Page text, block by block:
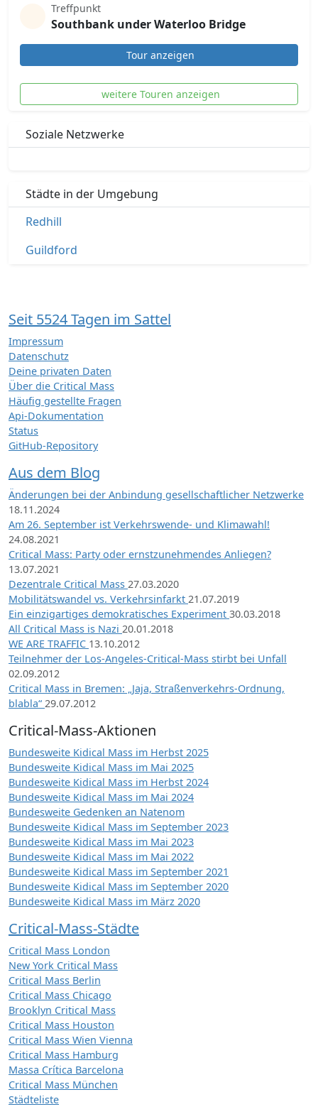
Treffpunkt
Southbank under Waterloo Bridge
Tour anzeigen
weitere Touren anzeigen
Soziale Netzwerke
Städte in der Umgebung
Redhill
Guildford
Seit 5524 Tagen im Sattel
Impressum
Datenschutz
Deine privaten Daten
Über die Critical Mass
Häufig gestellte Fragen
Api-Dokumentation
Status
GitHub-Repository
Aus dem Blog
Änderungen bei der Anbindung gesellschaftlicher Netzwerke
18.11.2024
Am 26. September ist Verkehrswende- und Klimawahl!
24.08.2021
Critical Mass: Party oder ernstzunehmendes Anliegen?
13.07.2021
Dezentrale Critical Mass 27.03.2020
Mobilitätswandel vs. Verkehrsinfarkt 21.07.2019
Ein einzigartiges demokratisches Experiment 30.03.2018
All Critical Mass is Nazi 20.01.2018
WE ARE TRAFFIC 13.10.2012
Teilnehmer der Los-Angeles-Critical-Mass stirbt bei Unfall
02.09.2012
Critical Mass in Bremen: „Jaja, Straßenverkehrs-Ordnung,
blabla“ 29.07.2012
Critical-Mass-Aktionen
Bundesweite Kidical Mass im Herbst 2025
Bundesweite Kidical Mass im Mai 2025
Bundesweite Kidical Mass im Herbst 2024
Bundesweite Kidical Mass im Mai 2024
Bundesweite Gedenken an Natenom
Bundesweite Kidical Mass im September 2023
Bundesweite Kidical Mass im Mai 2023
Bundesweite Kidical Mass im Mai 2022
Bundesweite Kidical Mass im September 2021
Bundesweite Kidical Mass im September 2020
Bundesweite Kidical Mass im März 2020
Critical-Mass-Städte
Critical Mass London
New York Critical Mass
Critical Mass Berlin
Critical Mass Chicago
Brooklyn Critical Mass
Critical Mass Houston
Critical Mass Wien Vienna
Critical Mass Hamburg
Massa Crítica Barcelona
Critical Mass München
Städteliste